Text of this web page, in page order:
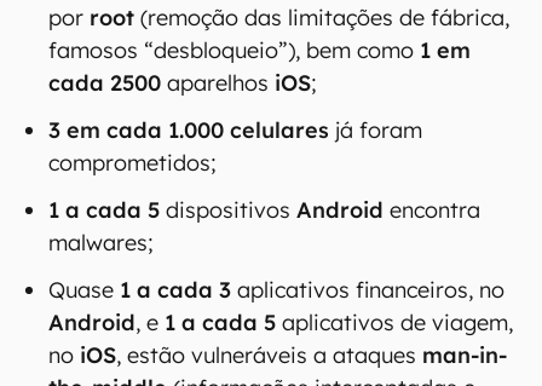
por root (remoção das limitações de fábrica,
famosos “desbloqueio”), bem como 1 em
cada 2500 aparelhos iOS;
3 em cada 1.000 celulares já foram
comprometidos;
1 a cada 5 dispositivos Android encontra
malwares;
Quase 1 a cada 3 aplicativos financeiros, no
Android, e 1 a cada 5 aplicativos de viagem,
no iOS, estão vulneráveis a ataques man-in-